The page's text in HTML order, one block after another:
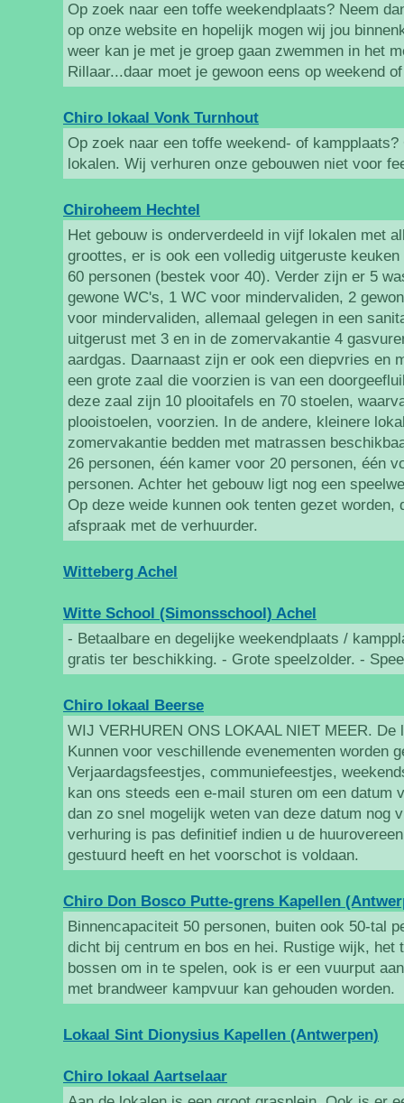
Op zoek naar een toffe weekendplaats? Neem
op onze website en hopelijk mogen wij jou
weer kan je met je groep gaan zwemmen in het
Rillaar...daar moet je gewoon eens op weekend
Chiro lokaal Vonk Turnhout
Op zoek naar een toffe weekend- of
lokalen. Wij verhuren onze gebouwen niet voor
Chiroheem Hechtel
Het gebouw is onderverdeeld in vijf lokalen met
groottes, er is ook een volledig uitgeruste
60 personen (bestek voor 40). Verder zijn er 5
gewone WC's, 1 WC voor mindervaliden, 2
voor mindervaliden, allemaal gelegen in een
uitgerust met 3 en in de zomervakantie 4
aardgas. Daarnaast zijn er ook een diepvries en
een grote zaal die voorzien is van een
deze zaal zijn 10 plooitafels en 70 stoelen,
plooistoelen, voorzien. In de andere, kleinere
zomervakantie bedden met matrassen
26 personen, één kamer voor 20 personen, één
personen. Achter het gebouw ligt nog een
Op deze weide kunnen ook tenten gezet worden,
afspraak met de verhuurder.
Witteberg Achel
Witte School (Simonsschool) Achel
- Betaalbare en degelijke weekendplaats /
gratis ter beschikking. - Grote speelzolder. -
Chiro lokaal Beerse
WIJ VERHUREN ONS LOKAAL NIET MEER. De
Kunnen voor veschillende evenementen worden
Verjaardagsfeestjes, communiefeestjes,
kan ons steeds een e-mail sturen om een datum
dan zo snel mogelijk weten van deze datum nog
verhuring is pas definitief indien u de
gestuurd heeft en het voorschot is voldaan.
Chiro Don Bosco Putte-grens Kapellen
Binnencapaciteit 50 personen, buiten ook 50-tal
dicht bij centrum en bos en hei. Rustige wijk, het
bossen om in te spelen, ook is er een vuurput
met brandweer kampvuur kan gehouden worden.
Lokaal Sint Dionysius Kapellen (Antwerpen)
Chiro lokaal Aartselaar